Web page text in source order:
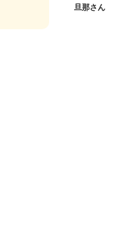
旦那さん